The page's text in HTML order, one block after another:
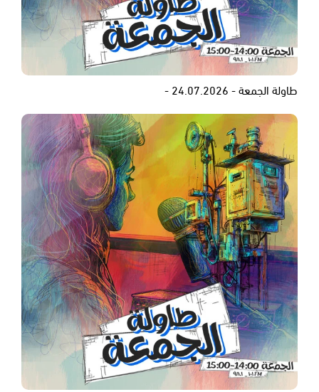
طاولة الجمعة - 24.07.2026 -